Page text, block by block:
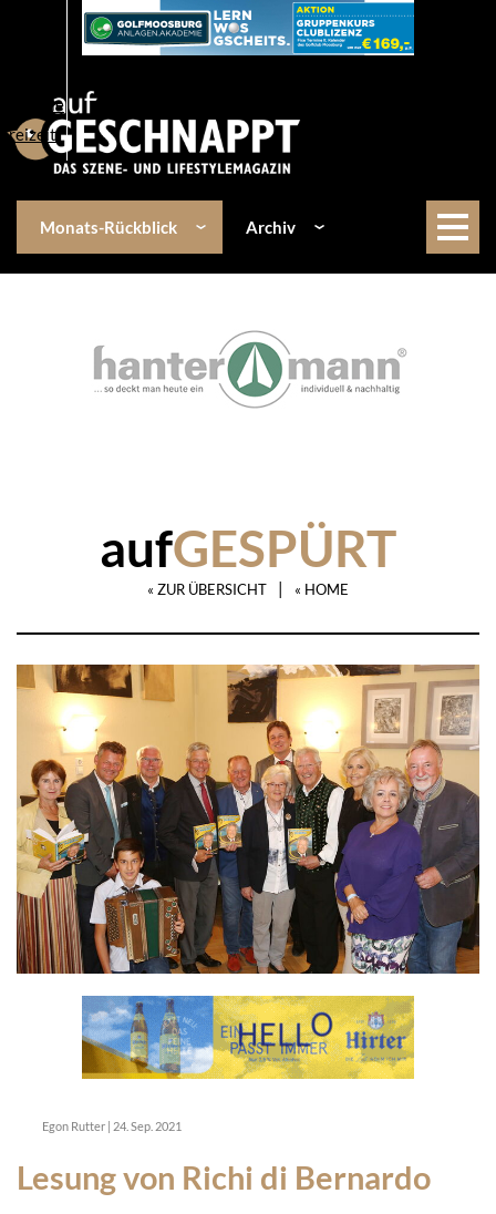
Lifestyle
Freizeit
Monats-Rückblick Archiv
aufGESPÜRT
« ZUR ÜBERSICHT | « HOME
Egon Rutter | 24. Sep. 2021
Lesung von Richi di Bernardo